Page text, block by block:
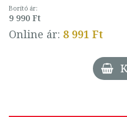
Borító ár:
9 990 Ft
Online ár: 8 991 Ft